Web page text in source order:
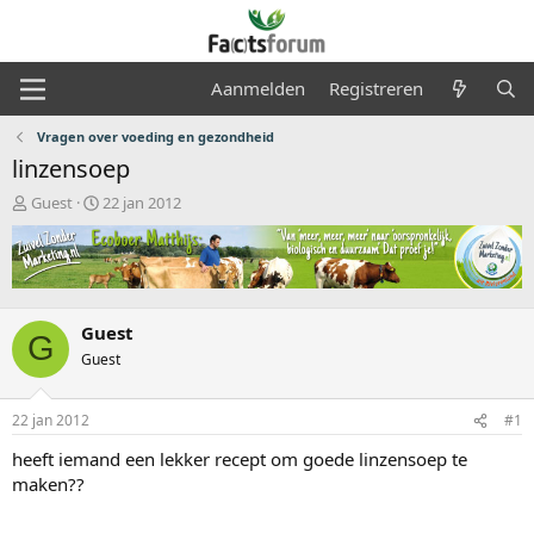
Aanmelden Registreren
Vragen over voeding en gezondheid
linzensoep
O
n
d
e
r
e
r
p
s
t
a
r
t
Guest
S
t
a
r
t
a
t
m
22 jan 2012
G Guest
Guest
22 jan 2012 #1
heeft iemand een lekker recept om goede linzensoep te
maken??